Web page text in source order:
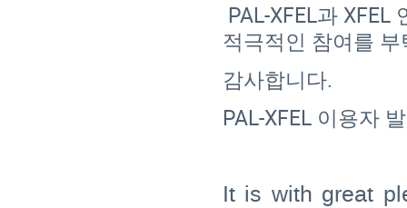
PAL-XFEL과
적극적인 참여를
감사합니다.
PAL-XFEL 이용자
It is with great